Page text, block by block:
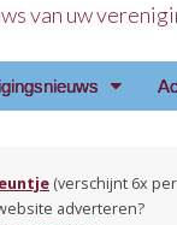
van uw
(verschijnt 6x per
adverteren?